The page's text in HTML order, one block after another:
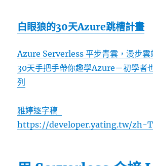
白眼狼的30天Azure跳槽計畫
Azure Serverless 平步青雲，漫步雲
30天手把手帶你趣學Azure－初學者
列
雅婷逐字稿
https://developer.yating.tw/zh-